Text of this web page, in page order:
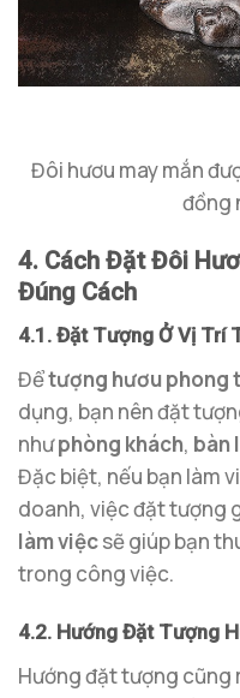
Đôi hươu may mắn
đồng
4. Cách Đặt Đôi
Đúng Cách
4.1. Đặt Tượng Ở Vị Trí
Đểtượng hươu phong
dụng, bạn nên đặt
nhưphòng khách, bàn
Đặc biệt, nếu bạn làm
doanh, việc đặt tượng
làm việcsẽ giúp bạn
trong công việc.
4.2. Hướng Đặt Tượng
Hướng đặt tượng cũng